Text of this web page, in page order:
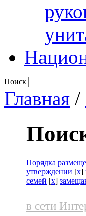
Поиск
Главная /
Порядка
утверждении [x]
семей [x]
в сети